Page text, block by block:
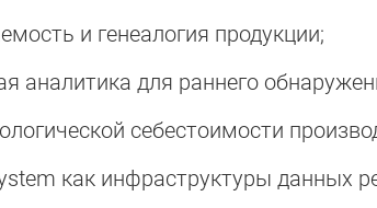
и генеалогия продукции;
аналитика для раннего
себестоимости
как инфраструктуры данных